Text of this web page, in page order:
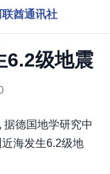
酋通讯社
6.2级地震
德国地学研究中
海发生6.2级地